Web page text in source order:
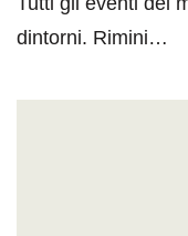
dintorni. Rimini…